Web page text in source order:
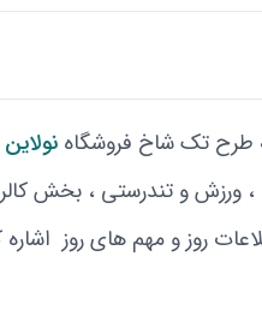
طرح تک شاخ فروشگاه نولاین
ورزش و تندرستی ، بخش
روز و مهم های روز اشاره